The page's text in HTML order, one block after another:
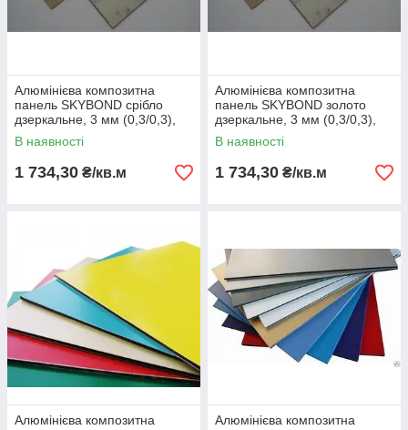
Алюмінієва композитна
панель SKYBOND срібло
дзеркальне, 3 мм (0,3/0,3),
лист 1220х5800 мм
В наявності
1 734,30 ₴/кв.м
Алюмінієва композитна
панель SKYBOND золото
дзеркальне, 3 мм (0,3/0,3),
лист 1220х5800 мм
В наявності
1 734,30 ₴/кв.м
Алюмінієва композитна
Алюмінієва композитна